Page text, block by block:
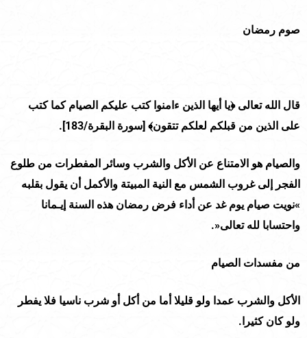
صوم رمضان
قال الله تعالى﴿يا أيها الذين ءامنوا كتب عليكم الصيام كما كتب
على الذين من قبلكم لعلكم تتقون﴾ [سورة البقرة/183
].
والصيام هو الامتناع عن الأكل والشرب وسائر المفطرات من طلوع
الفجر إلى غروب الشمس مع النية المبيتة والأكمل أن يقول بقلبه
»نويت صيام يوم غد عن أداء فرض رمضان هذه السنة إيـمانا
واحتسابا لله تعالى«
.
من مفسدات الصيام
الأكل والشرب عمدا ولو قليلا أما من أكل أو شرب ناسيا فلا يفطر
ولو كان كثيرا.